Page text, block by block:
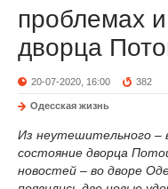
проблемах
дворца
20-07-2020, 16:00 382
Одесская жизнь
Из неутешительного –
состояние дворца
новостей – во дворе